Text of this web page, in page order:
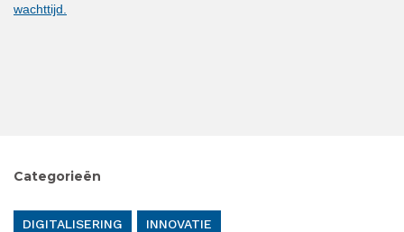
wachttijd.
Categorieën
DIGITALISERING INNOVATIE